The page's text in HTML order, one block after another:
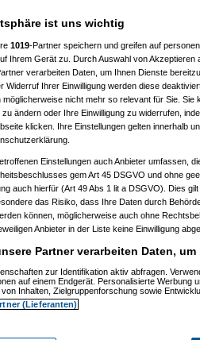
11:32:52)
11:35:10)
12:40:07)
21.12.2008, 12:43:46)
12:46:42)
21.12.2008, 12:48:51)
am 21.12.2008, 15:29:14)
am 21.12.2008, 12:49:41)
am 21.12.2008, 12:59:58)
am 22.12.2008, 19:52:16)
am 22.12.2008, 20:38:25)
am 22.12.2008, 20:56:19)
am 22.12.2008, 21:01:14)
am 22.12.2008, 21:06:19)
am 22.12.2008, 21:26:38)
ist uns wichtig
1019-Partner speichern und greifen auf
Ihrem Gerät zu. Durch Auswahl von
verarbeiten Daten, um Ihnen Dienste
Widerruf Ihrer Einwilligung werden diese
möglicherweise nicht mehr so relevant für Sie.
zu ändern oder Ihre Einwilligung zu widerrufen,
klicken. Ihre Einstellungen gelten innerhalb
Einstellungen auch Anbieter umfassen,
gem Art 45 DSGVO und ohne
auch hierfür (Art 49 Abs 1 lit a DSGVO). Dies
das Risiko, dass Ihre Daten durch
können, möglicherweise auch ohne
Anbieter in der Liste keine Einwilligung
Partner verarbeiten Daten,
zur Identifikation aktiv abfragen.
auf einem Endgerät. Personalisierte Werbung
Inhalten, Zielgruppenforschung sowie
(Lieferanten)